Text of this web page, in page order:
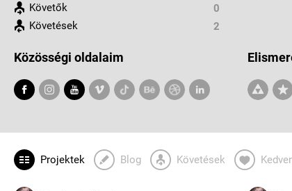
Követők
0
Követések
2
Közösségi oldalaim
Projektek Blog Követések